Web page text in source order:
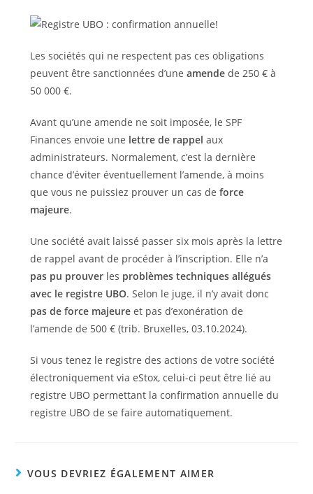
Les sociétés qui ne respectent pas ces obligations
peuvent être sanctionnées d’une amendede 250 € à
50 000 €.
Avant qu’une amende ne soit imposée, le SPF
Finances envoie une lettre de rappel aux
administrateurs. Normalement, c’est la dernière
chance d’éviter éventuellement l’amende, à moins
que vous ne puissiez prouver un cas de force
majeure.
Une société avait laissé passer six mois après la lettre
de rappel avant de procéder à l’inscription. Elle n’a
pas pu prouverles problèmes techniques allégués
avec le registre UBO. Selon le juge, il n’y avait donc
pas de force majeureet pas d’exonération de
l’amende de 500 € (trib. Bruxelles, 03.10.2024).
Si vous tenez le registre des actions de votre société
électroniquement via eStox, celui-ci peut être lié au
registre UBO permettant la confirmation annuelle du
registre UBO de se faire automatiquement.
VOUS DEVRIEZ ÉGALEMENT AIMER